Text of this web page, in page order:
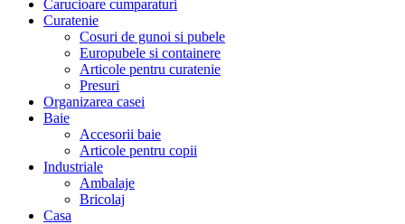
Carucioare cumparaturi
Curatenie
Cosuri de gunoi si pubele
Europubele si containere
Articole pentru curatenie
Presuri
Organizarea casei
Baie
Accesorii baie
Articole pentru copii
Industriale
Ambalaje
Bricolaj
Casa